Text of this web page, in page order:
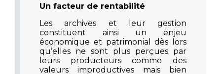
Un facteur de rentabilité
Les archives et leur gestion
constituent ainsi un enjeu
économique et patrimonial dès lors
qu’elles ne sont plus perçues par
leurs producteurs comme des
valeurs improductives mais bien